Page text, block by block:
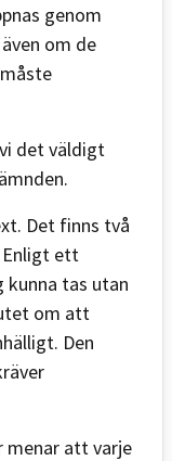
genom
om de
det väldigt
Det finns två
Enligt ett
kunna tas utan
om att
Den
menar att varje